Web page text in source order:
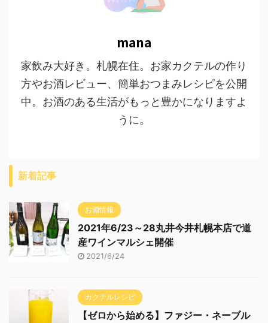
mana
家飲み大好き。札幌在住。お家カクテルの作り
方やお酒レビュー、簡単おつまみレシピを公開
中。お酒のある生活がもっと豊かになりますよ
うに。
新着記事
お酒情報
2021年6/23～28丸井今井札幌本店で道
産ワインマルシェ開催
2021/6/24
カクテルレシピ
【ゼロから始める】ファジー・ネーブル